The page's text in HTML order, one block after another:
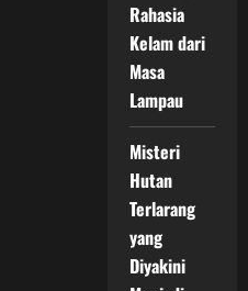
Rahasia
Kelam dari
Masa
Lampau
Misteri
Hutan
Terlarang
yang
Diyakini